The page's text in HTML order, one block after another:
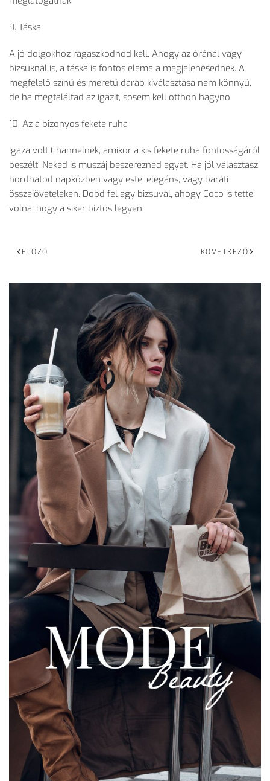
9. Táska
A jó dolgokhoz ragaszkodnod kell. Ahogy az óránál vagy
bizsuknál is, a táska is fontos eleme a megjelenésednek. A
megfelelő színű és méretű darab kiválasztása nem könnyű,
de ha megtaláltad az igazit, sosem kell otthon hagyno.
10. Az a bizonyos fekete ruha
Igaza volt Channelnek, amikor a kis fekete ruha fontosságáról
beszélt. Neked is muszáj beszerezned egyet. Ha jól választasz,
hordhatod napközben vagy este, elegáns, vagy baráti
összejöveteleken. Dobd fel egy bizsuval, ahogy Coco is tette
volna, hogy a siker biztos legyen.
ELŐZŐ KÖVETKEZŐ